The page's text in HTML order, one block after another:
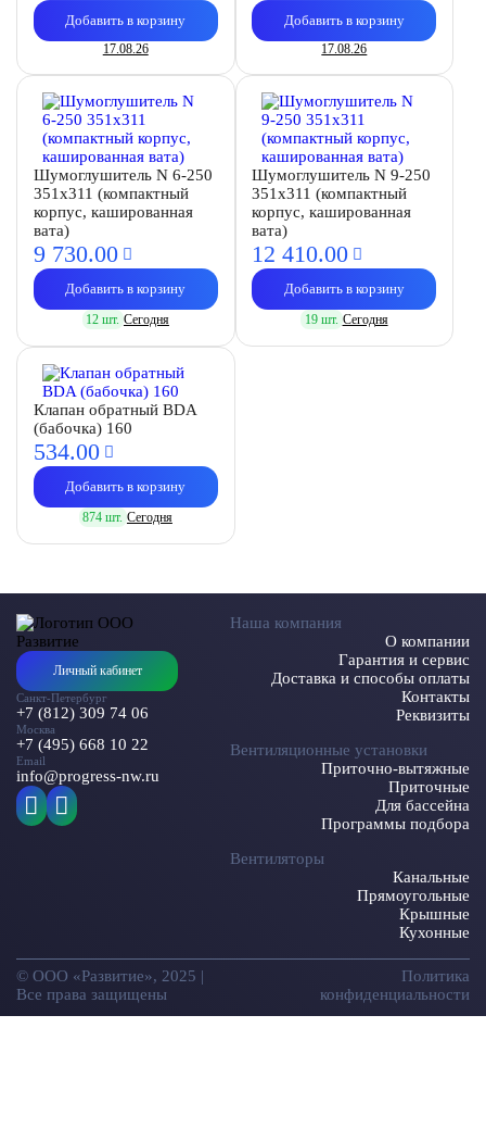
Добавить в корзину
17.08.26
Добавить в корзину
17.08.26
Шумоглушитель N 6-250
351х311 (компактный
корпус, кашированная
вата)
9 730.00
Добавить в корзину
12 шт. Сегодня
Шумоглушитель N 9-250
351х311 (компактный
корпус, кашированная
вата)
12 410.00
Добавить в корзину
19 шт. Сегодня
Клапан обратный BDA
(бабочка) 160
534.00
Добавить в корзину
874 шт. Сегодня
Личный кабинет
Санкт-Петербург
+7 (812) 309 74 06
Москва
+7 (495) 668 10 22
Email
info@progress-nw.ru
Наша компания
О компании
Гарантия и сервис
Доставка и способы оплаты
Контакты
Реквизиты
Вентиляционные установки
Приточно-вытяжные
Приточные
Для бассейна
Программы подбора
Вентиляторы
Канальные
Прямоугольные
Крышные
Кухонные
© ООО «Развитие», 2025 |
Все права защищены
Политика
конфиденциальности